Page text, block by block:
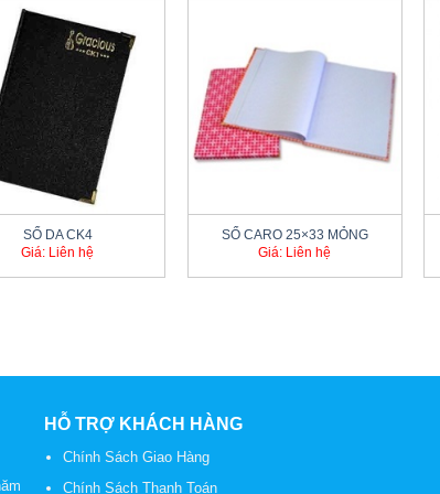
SỔ DA CK4
Giá: Liên hệ
SỔ CARO 25×33 MỎNG
Giá: Liên hệ
HỖ TRỢ KHÁCH HÀNG
Chính Sách Giao Hàng
Chính Sách Thanh Toán